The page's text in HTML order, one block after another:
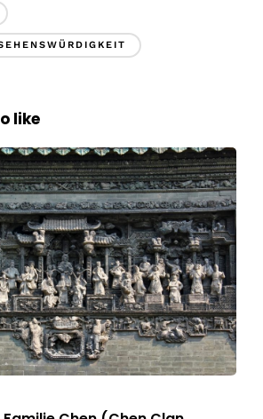
like